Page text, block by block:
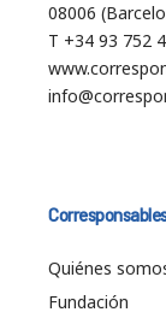
08006
T +34 93 752
Quiénes
Fundación